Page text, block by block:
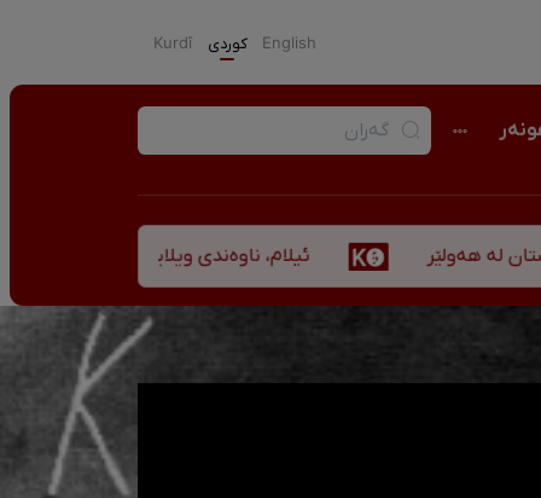
English كوردی Kurdî
ئیلام، ناوەندی ویلایەتی کوردستان لە